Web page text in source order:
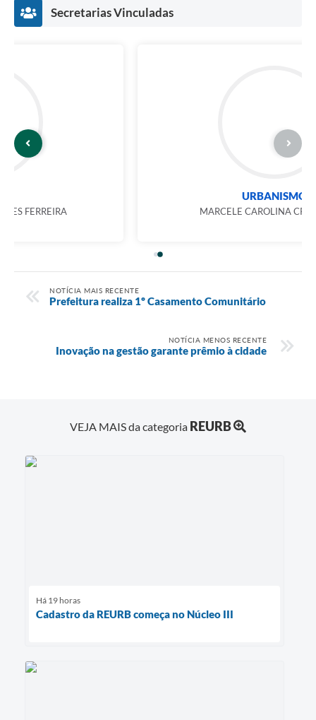
Secretarias Vinculadas
MARCELE CAROLINA CRUZ COSTA
NOTÍCIA MAIS RECENTE
Prefeitura realiza 1º Casamento Comunitário
NOTÍCIA MENOS RECENTE
Inovação na gestão garante prêmio à cidade
VEJA MAIS da categoria REURB
Há 19 horas
Cadastro da REURB começa no Núcleo III